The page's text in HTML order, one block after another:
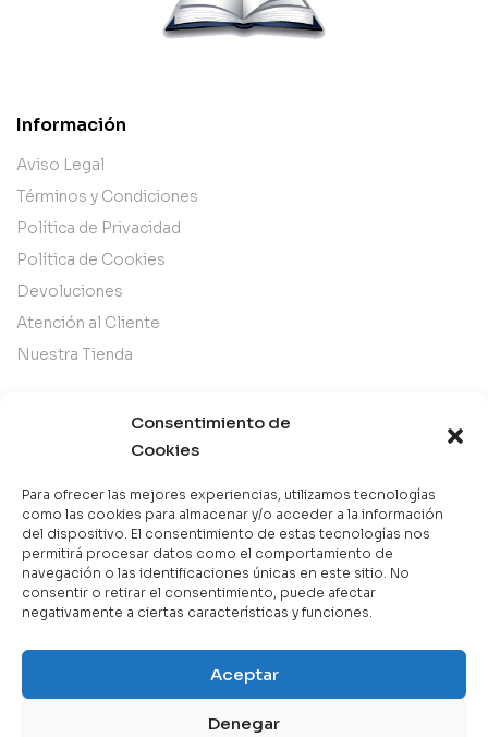
Consentimiento de
Cookies
Para ofrecer las mejores experiencias, utilizamos tecnologías
como las cookies para almacenar y/o acceder a la información
del dispositivo. El consentimiento de estas tecnologías nos
permitirá procesar datos como el comportamiento de
navegación o las identificaciones únicas en este sitio. No
consentir o retirar el consentimiento, puede afectar
negativamente a ciertas características y funciones.
Aceptar
Denegar
Información
Aviso Legal
Términos y Condiciones
Política de Privacidad
Política de Cookies
Devoluciones
Atención al Cliente
Nuestra Tienda
Mejor Valorados
Top de la Semana
Libros en Oferta
Novedades
Copyright © 2025 Books & Co. Todos los derechos